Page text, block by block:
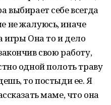
выбирает себе всегда
не жалуюсь, иначе
игры Она то и дело
свою работу,
одной полоть траву
то постыди ее. Я
маме, что она